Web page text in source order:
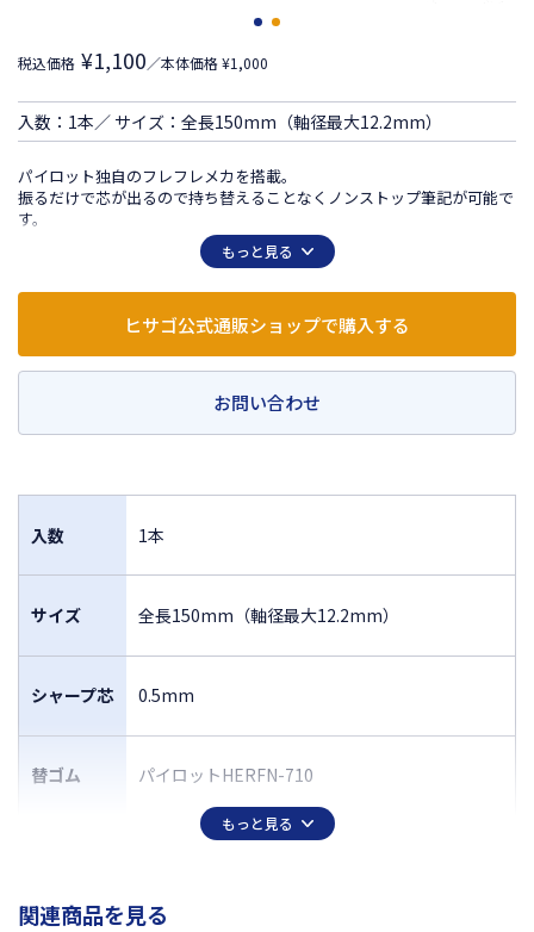
税込価格 ¥1,100／本体価格 ¥1,000
入数：1本／ サイズ：全長150mm（軸径最大12.2mm）
パイロット独自のフレフレメカを搭載。
振るだけで芯が出るので持ち替えることなくノンストップ筆記が可能で
す。
この商品は日本国外での販売は許諾されておりません
もっと見る
ヒサゴ公式通販ショップで購入する
お問い合わせ
入数 1本
サイズ 全長150mm（軸径最大12.2mm）
シャープ芯 0.5mm
替ゴム パイロットHERFN-710
もっと見る
関連商品を見る